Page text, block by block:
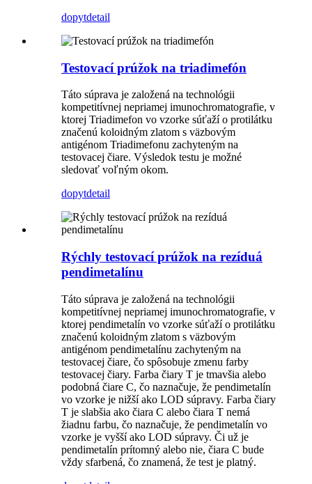
dopytdetail
Testovací prúžok na triadimefón
Táto súprava je založená na technológii
kompetitívnej nepriamej imunochromatografie, v
ktorej Triadimefon vo vzorke súťaží o protilátku
značenú koloidným zlatom s väzbovým
antigénom Triadimefonu zachyteným na
testovacej čiare. Výsledok testu je možné
sledovať voľným okom.
dopytdetail
Rýchly testovací prúžok na rezíduá
pendimetalínu
Táto súprava je založená na technológii
kompetitívnej nepriamej imunochromatografie, v
ktorej pendimetalín vo vzorke súťaží o protilátku
značenú koloidným zlatom s väzbovým
antigénom pendimetalínu zachyteným na
testovacej čiare, čo spôsobuje zmenu farby
testovacej čiary. Farba čiary T je tmavšia alebo
podobná čiare C, čo naznačuje, že pendimetalín
vo vzorke je nižší ako LOD súpravy. Farba čiary
T je slabšia ako čiara C alebo čiara T nemá
žiadnu farbu, čo naznačuje, že pendimetalín vo
vzorke je vyšší ako LOD súpravy. Či už je
pendimetalín prítomný alebo nie, čiara C bude
vždy sfarbená, čo znamená, že test je platný.